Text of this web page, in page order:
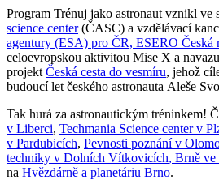
Program Trénuj jako astronaut vznikl ve
science center(ČASC) a vzdělávací
agentury (ESA) pro ČR, ESERO Česká
celoevropskou aktivitou Mise X a
projekt Česká cesta do vesmíru, jehož
budoucí let českého astronauta Aleše
Tak hurá za astronautickým tréninkem!
v Liberci, Techmania Science center v
v Pardubicích, Pevnosti poznání v
techniky v Dolních Vítkovicích, Brně
na Hvězdárně a planetáriu Brno.